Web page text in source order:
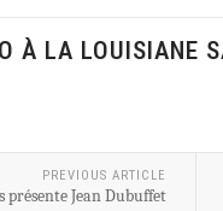
À LA LOUISIANE
PREVIOUS ARTICLE
présente Jean Dubuffet